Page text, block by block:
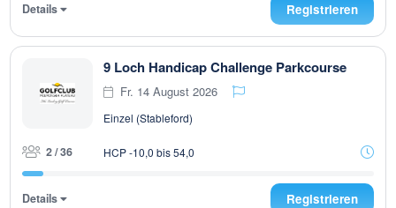
Details Registrieren
9 Loch Handicap Challenge Parkcourse
Fr. 14 August 2026
Einzel (Stableford)
2 / 36 HCP -10,0 bis 54,0
Details Registrieren